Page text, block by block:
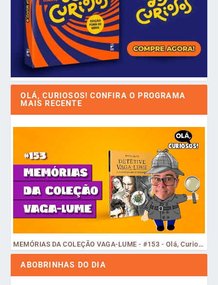
OLÁ, CURIOSOS! CONFIRA O PROGRAMA
MAIS RECENTE
MEMÓRIAS DA COLEÇÃO VAGA-LUME - #153 - Olá, Curiosos! 2023
ABOBRINHAS DO DIA